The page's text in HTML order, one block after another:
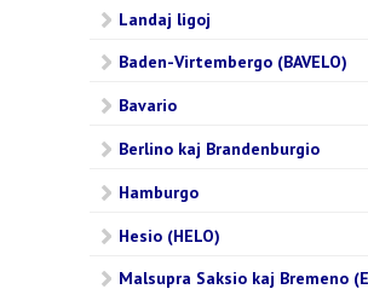
Landaj ligoj
Baden-Virtembergo (BAVELO)
Bavario
Berlino kaj Brandenburgio
Hamburgo
Hesio (HELO)
Malsupra Saksio kaj Bremeno